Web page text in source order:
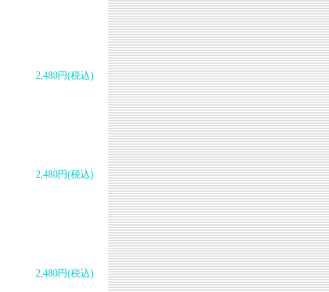
2,480円(税込)
2,480円(税込)
2,480円(税込)